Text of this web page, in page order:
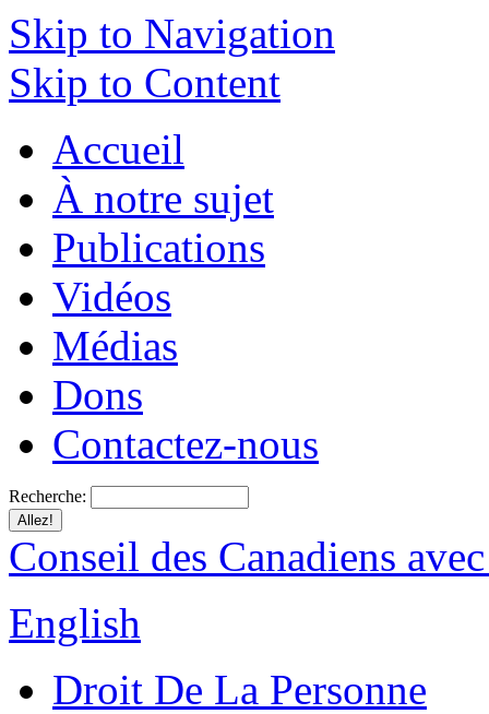
Skip to Navigation
Skip to Content
Accueil
À notre sujet
Publications
Vidéos
Médias
Dons
Contactez-nous
Recherche:
Conseil des Canadiens
English
Droit De La Personne